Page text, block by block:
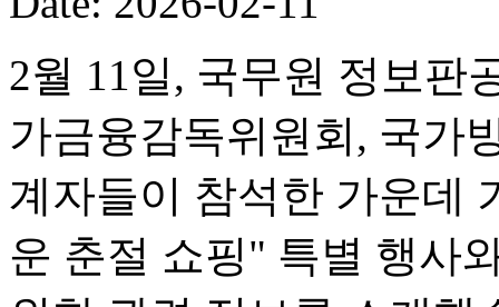
2월 11일, 국무원 정보판
가금융감독위원회, 국가
계자들이 참석한 가운데
운 춘절 쇼핑" 특별 행사